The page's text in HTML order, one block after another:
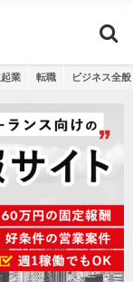
業 転職 ビジネス全般